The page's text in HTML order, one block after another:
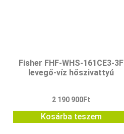
Fisher FHF-WHS-161CE3-3F
levegő-víz hőszivattyú
2 190 900Ft
Kosárba teszem